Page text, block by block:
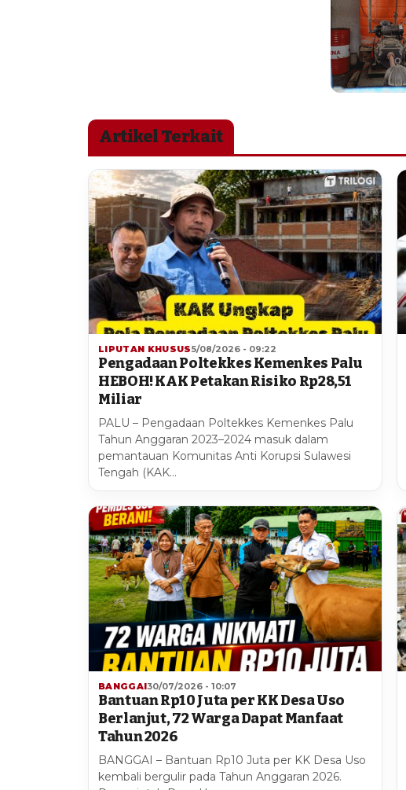
Artikel Terkait
LIPUTAN KHUSUS5/08/2026 - 09:22
Pengadaan Poltekkes Kemenkes Palu
HEBOH! KAK Petakan Risiko Rp28,51
Miliar
PALU – Pengadaan Poltekkes Kemenkes Palu
Tahun Anggaran 2023–2024 masuk dalam
pemantauan Komunitas Anti Korupsi Sulawesi
Tengah (KAK…
BANGGAI30/07/2026 - 10:07
Bantuan Rp10 Juta per KK Desa Uso
Berlanjut, 72 Warga Dapat Manfaat
Tahun 2026
BANGGAI – Bantuan Rp10 Juta per KK Desa Uso
kembali bergulir pada Tahun Anggaran 2026.